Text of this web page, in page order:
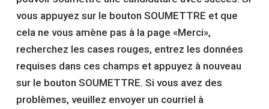
vous appuyez sur le bouton SOUMETTRE et que
cela ne vous amène pas à la page «Merci»,
recherchez les cases rouges, entrez les données
requises dans ces champs et appuyez à nouveau
sur le bouton SOUMETTRE. Si vous avez des
problèmes, veuillez envoyer un courriel à